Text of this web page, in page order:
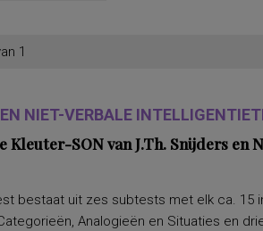
1
NIET-VERBALE
Kleuter-SON van J.Th. Snijders en
bestaat uit zes subtests met elk ca. 15
Analogieën en Situaties en